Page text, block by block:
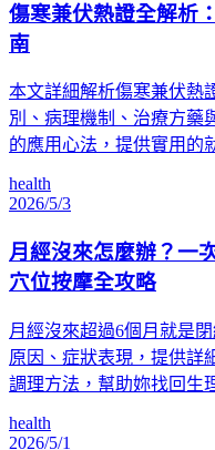
傷寒兼伏熱證全解析
南
本文詳細解析傷寒兼伏熱
別、病理機制、治療方藥
的應用心法，提供實用的
health
2026/5/3
月經沒來怎麼辦？一
穴位按摩全攻略
月經沒來超過6個月就是
原因、症狀表現，提供詳
調理方法，幫助妳找回生
health
2026/5/1